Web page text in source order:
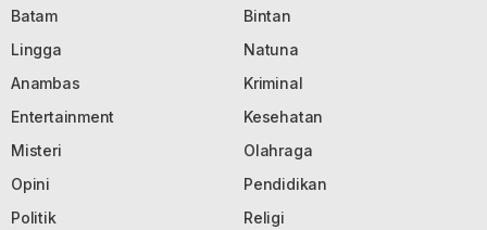
Batam
Bintan
Lingga
Natuna
Anambas
Kriminal
Entertainment
Kesehatan
Misteri
Olahraga
Opini
Pendidikan
Politik
Religi